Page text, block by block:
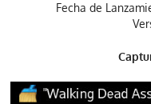
Fecha de